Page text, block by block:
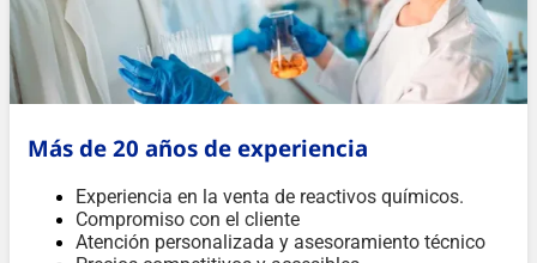
Más de 20 años de experiencia
Experiencia en la venta de reactivos químicos.
Compromiso con el cliente
Atención personalizada y asesoramiento técnico